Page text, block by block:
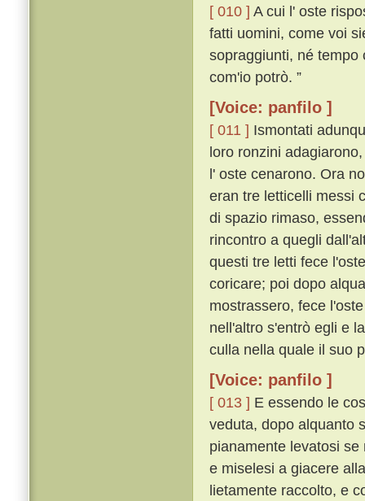
[ 010 ] A cui l' oste
fatti uomini, come voi
sopraggiunti, né tempo
com'io potrò. ”
[Voice: panfilo ]
[ 011 ] Ismontati
loro ronzini
l' oste cenarono. Ora
eran tre letticelli messi
di spazio rimaso,
rincontro a quegli
questi tre letti fece
coricare; poi dopo
mostrassero, fece
nell'altro s'entrò egli e
culla nella quale il suo
[Voice: panfilo ]
[ 013 ] E essendo le
veduta, dopo alquanto
pianamente levatosi
e miselesi a giacere
lietamente raccolto, e